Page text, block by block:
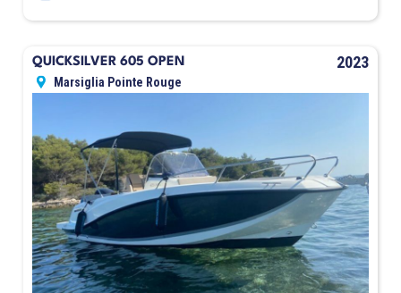
QUICKSILVER 605 OPEN 2023
Marsiglia Pointe Rouge